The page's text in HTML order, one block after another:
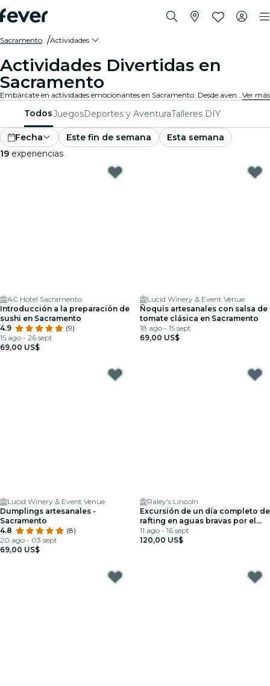
Sacramento Actividades
Actividades Divertidas en
Sacramento
Embárcate en actividades emocionantes en Sacramento. Desde aventuras al aire libre hasta experiencias culturales, descubre las mejores maneras de aprovechar tu tiempo.Ver más
TodosJuegosDeportes y AventuraTalleres DIY
Fecha Este fin de semana
Esta semana
19 experiencias
AC Hotel Sacramento
Introducción a la preparación de
sushi en Sacramento
4.9
(9)
15 ago - 26 sept
69,00 US$
Lucid Winery & Event Venue
Ñoquis artesanales con salsa de
tomate clásica en Sacramento
18 ago - 15 sept
69,00 US$
Lucid Winery & Event Venue
Dumplings artesanales -
Sacramento
4.8
(8)
20 ago - 03 sept
69,00 US$
Raley's Lincoln
Excursión de un día completo de
rafting en aguas bravas por el
Middle Fork desde Auburn (clase
3-4)
11 ago - 16 sept
120,00 US$